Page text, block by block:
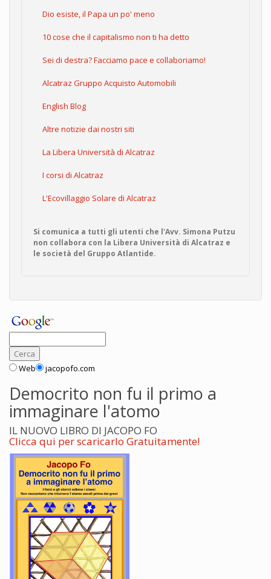
Dio esiste, il Papa un po' meno
10 cose che il capitalismo non ti ha detto
Sei di destra? Facciamo pace e collaboriamo!
Alcatraz Gruppo Acquisto Automobili
English Blog
Altre notizie dai nostri siti
La Libera Università di Alcatraz
I corsi di Alcatraz
L'Ecovillaggio Solare di Alcatraz
Si comunica a tutti gli utenti che l'Avv. Simona Putzu
non collabora con la Libera Università di Alcatraz e
le società del Gruppo Atlantide.
Web jacopofo.com
Democrito non fu il primo a
immaginare l'atomo
IL NUOVO LIBRO DI JACOPO FO
Clicca qui per scaricarlo Gratuitamente!